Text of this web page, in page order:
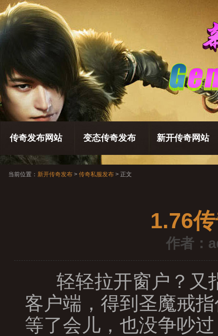
传奇发布网站 变态传奇发布 新开传奇网站
当前位置： 新开传奇发布 > 传奇私服发布 > 正文
1.76
作者：
轻轻拉开窗户？又
客户端，得到圣魔戒
等了会儿，也没争吵